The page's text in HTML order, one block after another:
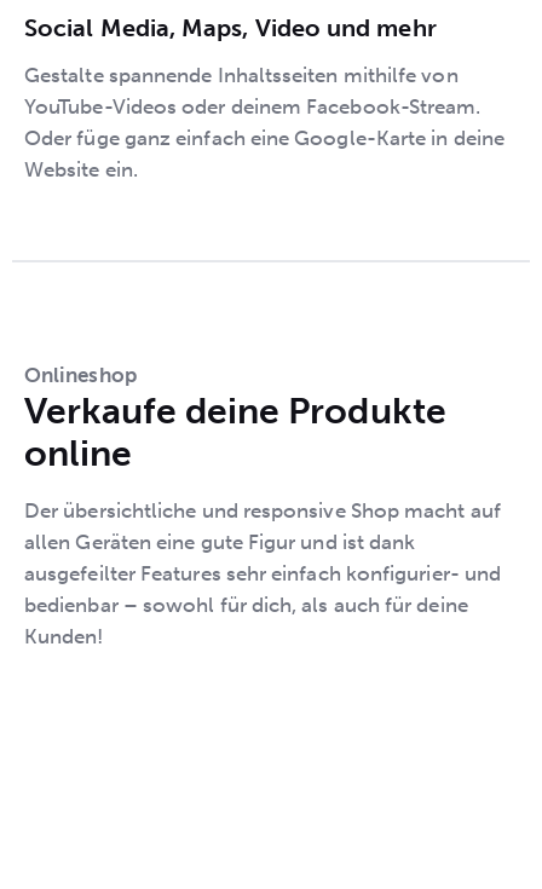
Social Media, Maps, Video und mehr
Gestalte spannende Inhaltsseiten mithilfe von
YouTube-Videos oder deinem Facebook-Stream.
Oder füge ganz einfach eine Google-Karte in deine
Website ein.
Onlineshop
Verkaufe deine Produkte
online
Der übersichtliche und responsive Shop macht auf
allen Geräten eine gute Figur und ist dank
ausgefeilter Features sehr einfach konfigurier- und
bedienbar – sowohl für dich, als auch für deine
Kunden!